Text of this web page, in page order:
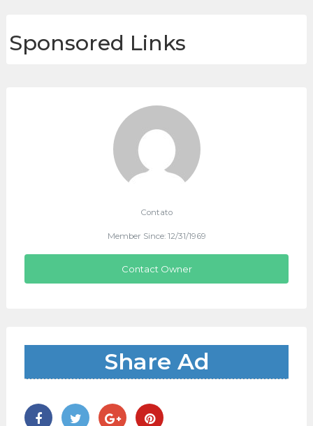
Sponsored Links
Contato
Member Since: 12/31/1969
Contact Owner
Share Ad